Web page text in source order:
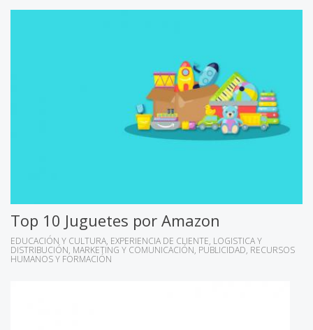
Top 10 Juguetes por Amazon
EDUCACIÓN Y CULTURA EXPERIENCIA DE CLIENTE LOGISTICA Y
DISTRIBUCIÓN MARKETING Y COMUNICACIÓN PUBLICIDAD RECURSOS
HUMANOS Y FORMACIÓN